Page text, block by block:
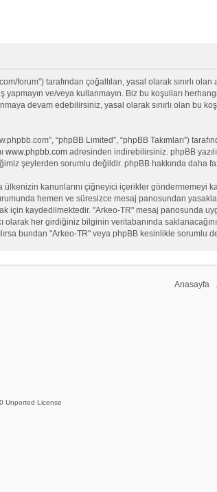
forum") tarafından çoğaltılan, yasal olarak sınırlı
yapmayın ve/veya kullanmayın. Biz bu koşulları
devam edebilirsiniz, yasal olarak sınırlı olan bu
“phpBB Limited”, “phpBB Takımları”)
www.phpbb.comadresinden indirebilirsiniz. phpBB
şeylerden sorumlu değildir. phpBB hakkında daha
kanunlarını çiğneyici içerikler göndermemeyi
hemen ve süresizce mesaj panosundan
için kaydedilmektedir. "Arkeo-TR" mesaj panosunda
olarak her girdiğiniz bilginin veritabanında
bundan "Arkeo-TR" veya phpBB kesinlikle sorumlu
Anasayfa
Unported License